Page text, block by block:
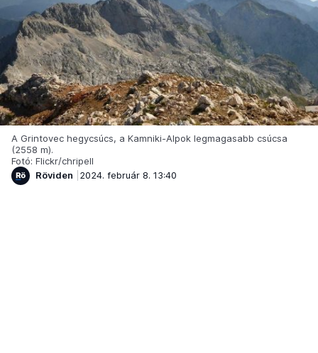
A Grintovec hegycsúcs, a Kamniki-Alpok legmagasabb csúcsa
(2558 m).
Fotó: Flickr/chripell
Röviden
2024. február 8. 13:40